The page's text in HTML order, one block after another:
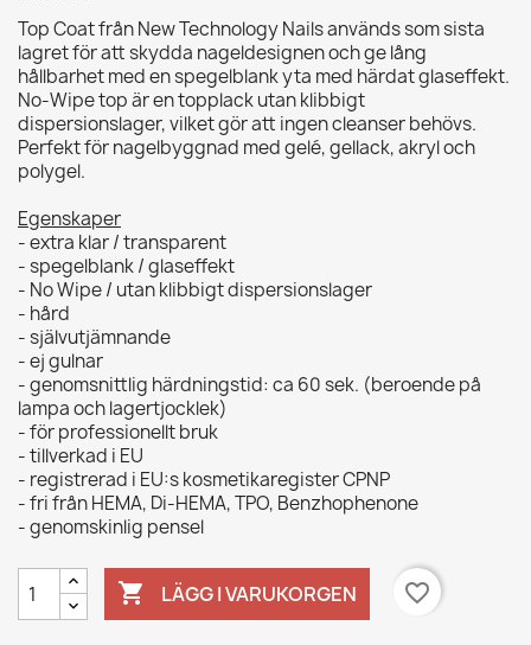
Top Coat från New Technology Nails används som sista
lagret för att skydda nageldesignen och ge lång
hållbarhet med en spegelblank yta med härdat glaseffekt.
No-Wipe top är en topplack utan klibbigt
dispersionslager, vilket gör att ingen cleanser behövs.
Perfekt för nagelbyggnad med gelé, gellack, akryl och
polygel.
Egenskaper
- extra klar / transparent
- spegelblank / glaseffekt
- No Wipe / utan klibbigt dispersionslager
- hård
- självutjämnande
- ej gulnar
- genomsnittlig härdningstid: ca 60 sek. (beroende på
lampa och lagertjocklek)
- för professionellt bruk
- tillverkad i EU
- registrerad i EU:s kosmetikaregister CPNP
- fri från HEMA, Di-HEMA, TPO, Benzhophenone
- genomskinlig pensel
 LÄGG I VARUKORGEN favorite_border